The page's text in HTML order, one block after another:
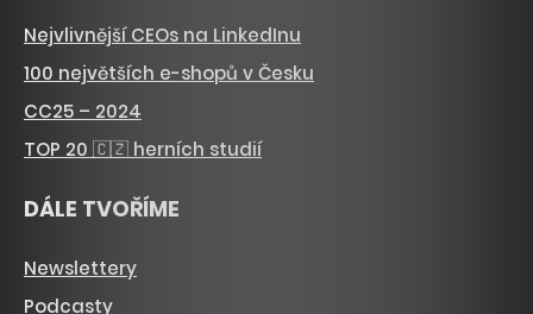
Nejvlivnější CEOs na LinkedInu
100 největších e-shopů v Česku
CC25 – 2024
TOP 20 🇨🇿 herních studií
DÁLE TVOŘÍME
Newslettery
Podcasty